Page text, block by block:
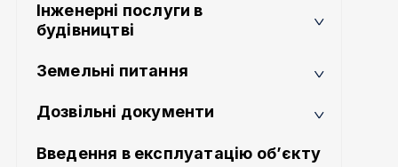
Інженерні послуги в
будівництві
Земельні питання
Дозвільні документи
Введення в експлуатацію об’єкту